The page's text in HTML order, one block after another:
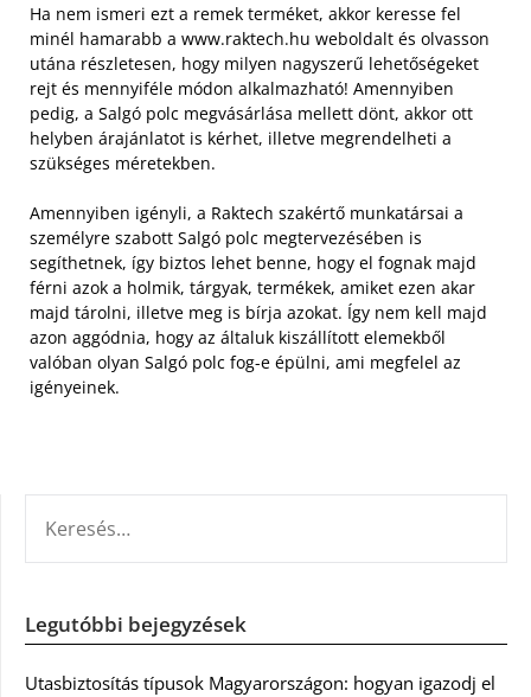
Ha nem ismeri ezt a remek terméket, akkor keresse fel
minél hamarabb a www.raktech.hu weboldalt és olvasson
utána részletesen, hogy milyen nagyszerű lehetőségeket
rejt és mennyiféle módon alkalmazható! Amennyiben
pedig, a Salgó polc megvásárlása mellett dönt, akkor ott
helyben árajánlatot is kérhet, illetve megrendelheti a
szükséges méretekben.
Amennyiben igényli, a Raktech szakértő munkatársai a
személyre szabott Salgó polc megtervezésében is
segíthetnek, így biztos lehet benne, hogy el fognak majd
férni azok a holmik, tárgyak, termékek, amiket ezen akar
majd tárolni, illetve meg is bírja azokat. Így nem kell majd
azon aggódnia, hogy az általuk kiszállított elemekből
valóban olyan Salgó polc fog-e épülni, ami megfelel az
igényeinek.
Legutóbbi bejegyzések
Utasbiztosítás típusok Magyarországon: hogyan igazodj el